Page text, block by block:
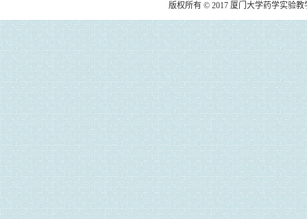
版权所有 © 2017 厦门大学药学实验